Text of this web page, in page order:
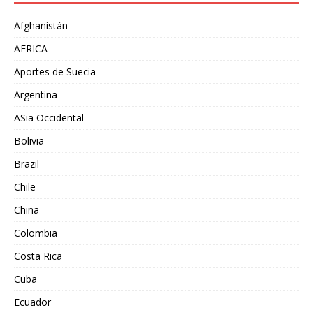
Afghanistán
AFRICA
Aportes de Suecia
Argentina
ASia Occidental
Bolivia
Brazil
Chile
China
Colombia
Costa Rica
Cuba
Ecuador